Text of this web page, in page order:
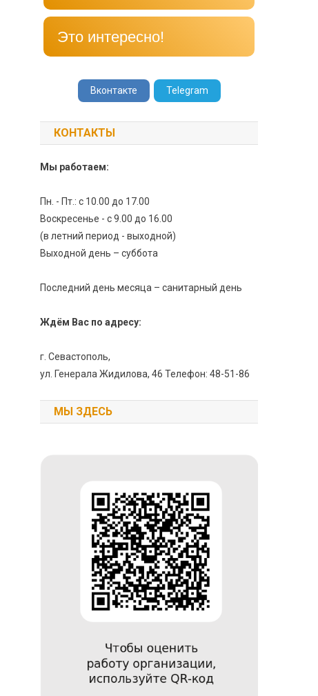
Это интересно!
Вконтакте Telegram
КОНТАКТЫ
Мы работаем:
Пн. - Пт.: с 10.00 до 17.00
Воскресенье - с 9.00 до 16.00
(в летний период - выходной)
Выходной день – суббота
Последний день месяца – санитарный день
Ждём Вас по адресу:
г. Севастополь,
ул. Генерала Жидилова, 46 Телефон: 48-51-86
МЫ ЗДЕСЬ